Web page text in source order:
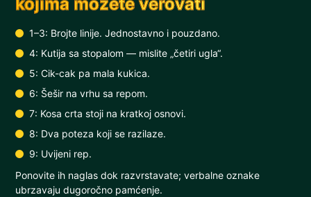
1–3: Brojte linije. Jednostavno i pouzdano.
4: Kutija sa stopalom — mislite „četiri ugla“.
5: Cik-cak pa mala kukica.
6: Šešir na vrhu sa repom.
7: Kosa crta stoji na kratkoj osnovi.
8: Dva poteza koji se razilaze.
9: Uvijeni rep.
Ponovite ih naglas dok razvrstavate; verbalne oznake
ubrzavaju dugoročno pamćenje.